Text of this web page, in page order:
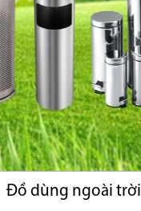
Đồ dùng ngoài trời